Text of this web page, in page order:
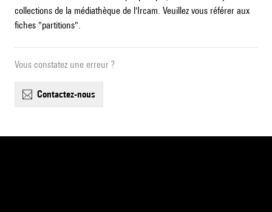
collections de la médiathèque de l'Ircam. Veuillez vous référer aux
fiches "partitions".
Vous constatez une erreur ?
contactez-nous